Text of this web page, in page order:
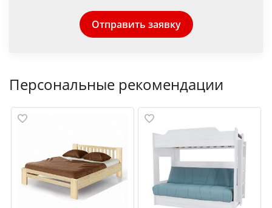
Отправить заявку
Персональные рекомендации